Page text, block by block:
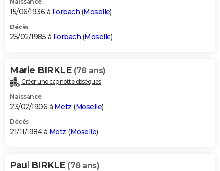
Naissance
15/06/1936 à Forbach (Moselle)
Décès
25/02/1985 à Forbach (Moselle)
Marie BIRKLE (78 ans)
Créer une cagnotte obsèques
Naissance
23/02/1906 à Metz (Moselle)
Décès
21/11/1984 à Metz (Moselle)
Paul BIRKLE (78 ans)